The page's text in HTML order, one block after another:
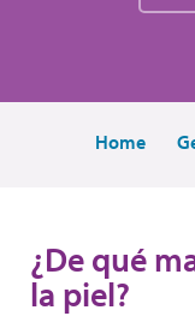
Home
¿De qué
la piel?